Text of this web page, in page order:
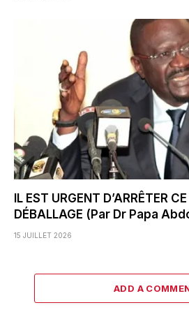
IL EST URGENT D’ARRÊTER
DÉBALLAGE (Par Dr Papa
15 JUILLET 2026
ADD A